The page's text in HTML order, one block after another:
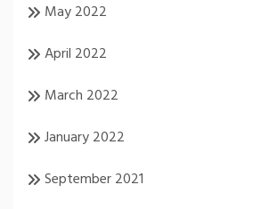
May 2022
April 2022
March 2022
January 2022
September 2021